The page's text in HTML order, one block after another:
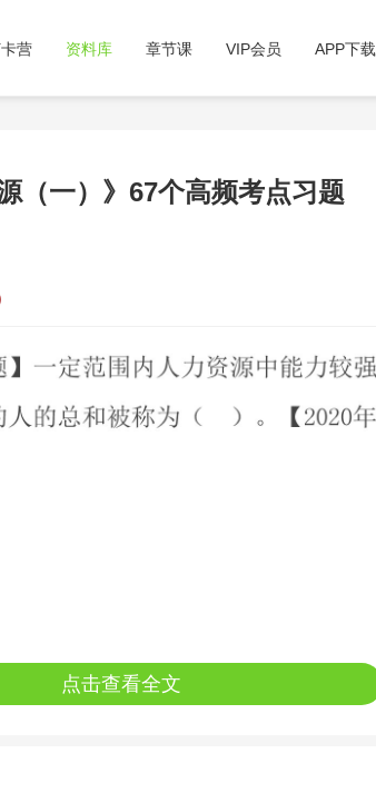
营 资料库 章节课 VIP会员 APP下载
（一）》67个高频考点习题
点击查看全文